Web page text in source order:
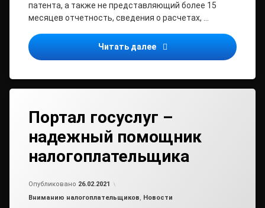
патента, а также не представляющий более 15
месяцев отчетность, сведения о расчетах, …
Читать далее Порядок и правовые
Портал госуслуг –
надежный помощник
налогоплательщика
Опубликовано 26.02.2021
Рубрики:
Вниманию налогоплательщиков, Новости